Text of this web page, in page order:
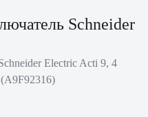
Schneider
Electric Acti 9, 4